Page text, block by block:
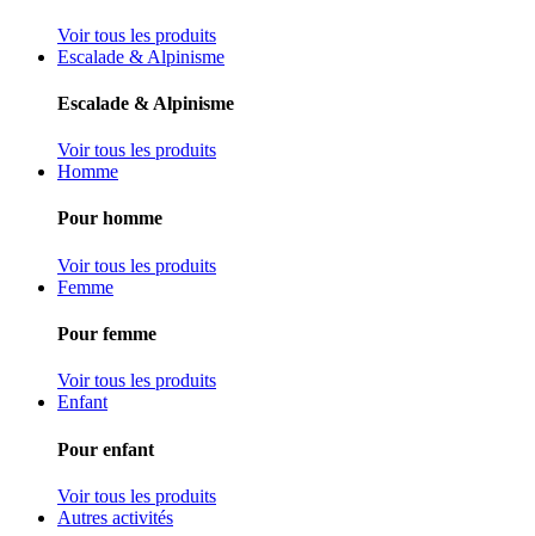
Voir tous les produits
Escalade & Alpinisme
Escalade & Alpinisme
Voir tous les produits
Homme
Pour homme
Voir tous les produits
Femme
Pour femme
Voir tous les produits
Enfant
Pour enfant
Voir tous les produits
Autres activités